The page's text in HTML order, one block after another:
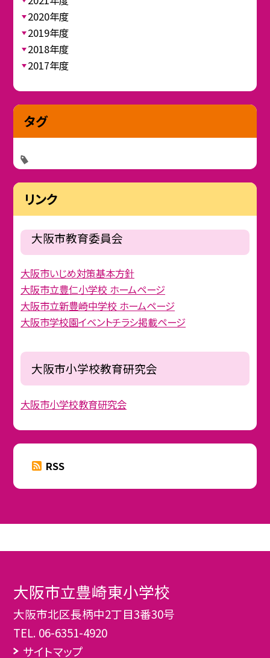
2020年度
2019年度
2018年度
2017年度
タグ
リンク
大阪市教育委員会
大阪市いじめ対策基本方針
大阪市立豊仁小学校 ホームページ
大阪市立新豊崎中学校 ホームページ
大阪市学校園イベントチラシ掲載ページ
大阪市小学校教育研究会
大阪市小学校教育研究会
RSS
大阪市立豊崎東小学校
大阪市北区長柄中2丁目3番30号
TEL. 06-6351-4920
サイトマップ